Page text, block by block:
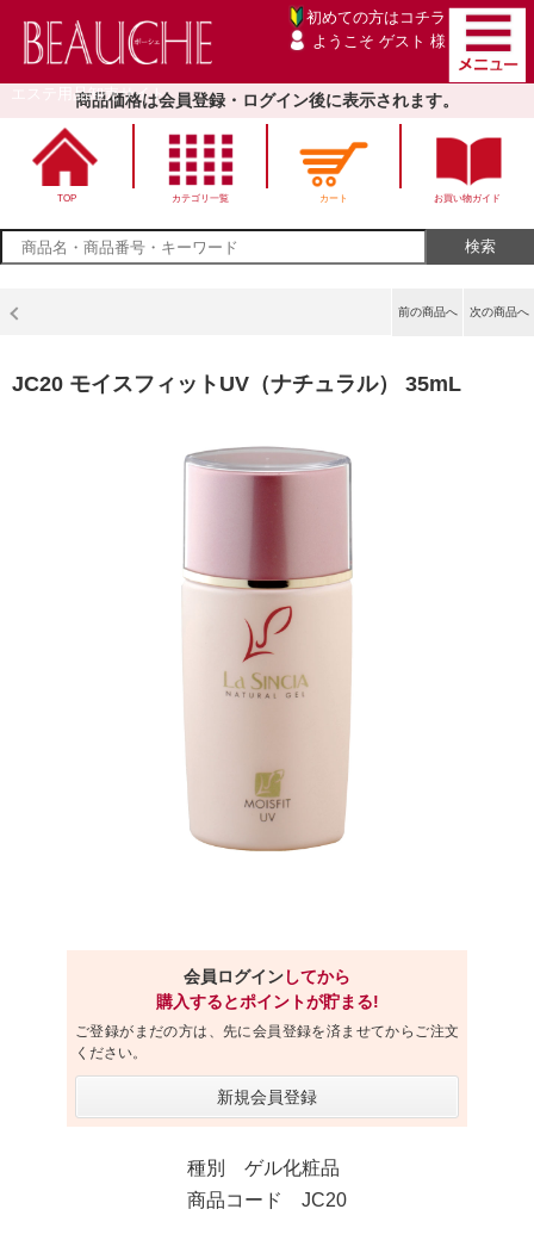
エステ用品卸売サイト
初めての方は コチラ
ようこそ ゲスト 様
商品価格は会員登録・ログイン後に表示されます。
TOP カテゴリ一覧 カート お買い物ガイド
次の商品へ
前の商品へ
JC20 モイスフィットUV（ナチュラル） 35mL
会員ログインしてから
購入するとポイントが貯まる!
ご登録がまだの方は、先に会員登録を済ませてからご注文
ください。
新規会員登録
種別 ゲル化粧品
商品コード JC20